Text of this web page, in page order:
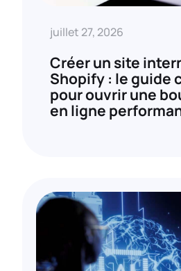
juillet 27, 2026
Créer un site
Shopify : le guide
pour ouvrir une
en ligne